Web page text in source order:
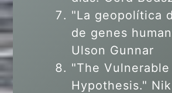
"La geopolítica
de genes
Ulson Gunnar
"The Vulnerable
Hypothesis."